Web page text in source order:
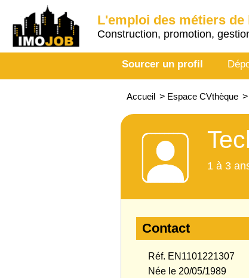
L'emploi des métiers
Construction, promotion,
Sourcer un profil
Accueil > Espace CVthèque >
1 à 3
Contact
Réf. EN1101221307
Née le 20/05/1989